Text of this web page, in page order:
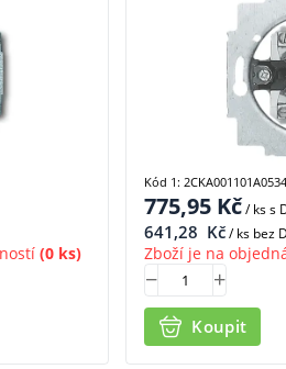
(0 ks)
775,95 Kč/ kss
641,28 Kč/ ks bez
Zboží je na
Koupit
Kód 1: 2CKA001101A0534